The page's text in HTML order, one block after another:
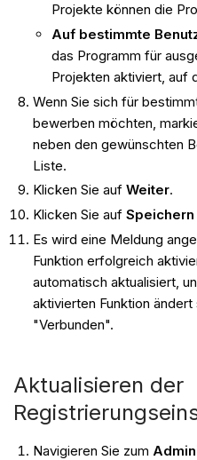
Projekte können die
Auf bestimmte
das Programm für
Projekten aktiviert, auf
Wenn Sie sich für
bewerben möchten,
neben den gewünschten
Liste.
Klicken Sie aufWeiter.
Klicken Sie auf
Es wird eine Meldung
Funktion erfolgreich
automatisch aktualisiert,
aktivierten Funktion
"Verbunden".
Aktualisieren der
Navigieren Sie zum